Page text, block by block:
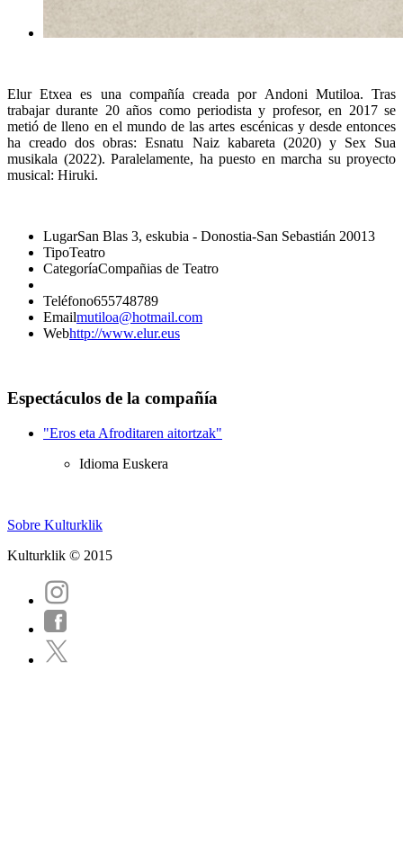
Elur Etxea es una compañía creada por Andoni Mutiloa. Tras
trabajar durante 20 años como periodista y profesor, en 2017 se
metió de lleno en el mundo de las artes escénicas y desde entonces
ha creado dos obras: Esnatu Naiz kabareta (2020) y Sex Sua
musikala (2022). Paralelamente, ha puesto en marcha su proyecto
musical: Hiruki.
LugarSan Blas 3, eskubia - Donostia-San Sebastián 20013
TipoTeatro
CategoríaCompañias de Teatro
Teléfono655748789
Emailmutiloa@hotmail.com
Webhttp://www.elur.eus
Espectáculos de la compañía
"Eros eta Afroditaren aitortzak"
Idioma Euskera
Sobre Kulturklik
Kulturklik © 2015